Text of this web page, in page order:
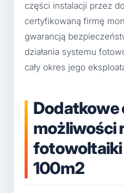
części instalacji przez
certyfikowaną firmę
gwarancją
działania systemu
cały okres jego
Dodatkowe
możliwości
fotowoltaiki
100m2